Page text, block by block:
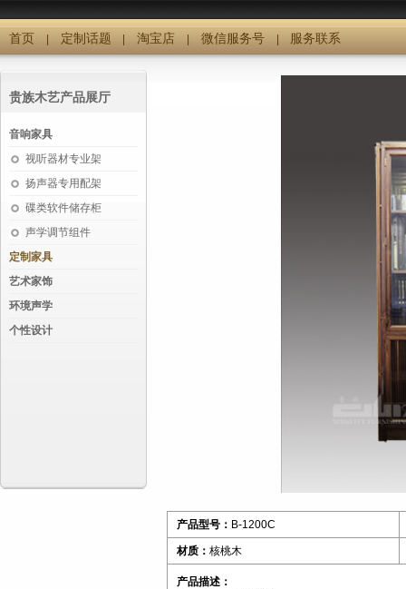
首页 定制话题 淘宝店 微信服务号 服务联系
产品型号： B-1200C
材质： 核桃木
产品描述：
贵族木艺产品展厅
音响家具
视听器材专业架
扬声器专用配架
碟类软件储存柜
声学调节组件
定制家具
艺术家饰
环境声学
个性设计